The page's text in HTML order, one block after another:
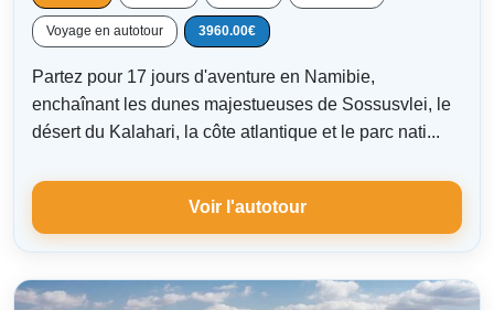
Voyage en autotour 3960.00€
Partez pour 17 jours d'aventure en Namibie,
enchaînant les dunes majestueuses de Sossusvlei, le
désert du Kalahari, la côte atlantique et le parc nati...
Voir l'autotour